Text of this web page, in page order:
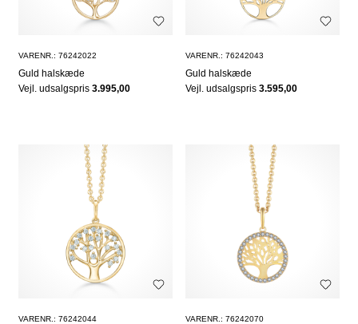
VARENR.: 76242022
Guld halskæde
Vejl. udsalgspris 3.995,00
VARENR.: 76242043
Guld halskæde
Vejl. udsalgspris3.595,00
VARENR.: 76242044 VARENR.: 76242070